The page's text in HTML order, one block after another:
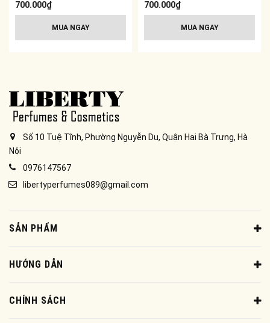
700.000₫
MUA NGAY
700.000₫
MUA NGAY
Số 10 Tuệ Tĩnh, Phường Nguyễn Du, Quận Hai Bà Trưng, Hà
Nội
0976147567
libertyperfumes089@gmail.com
SẢN PHẨM
HƯỚNG DẪN
CHÍNH SÁCH